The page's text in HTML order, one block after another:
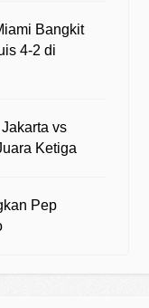
Bangkit
4-2 di
vs
Ketiga
Pep